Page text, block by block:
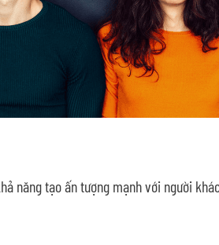
năng tạo ấn tượng mạnh với người